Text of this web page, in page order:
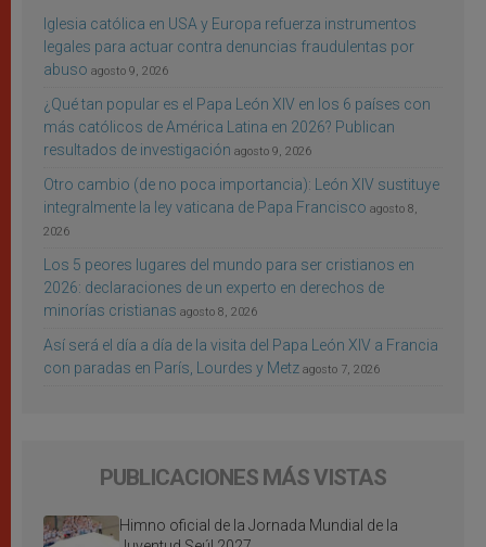
Iglesia católica en USA y Europa refuerza instrumentos
legales para actuar contra denuncias fraudulentas por
abuso agosto 9, 2026
¿Qué tan popular es el Papa León XIV en los 6 países con
más católicos de América Latina en 2026? Publican
resultados de investigación agosto 9, 2026
Otro cambio (de no poca importancia): León XIV sustituye
integralmente la ley vaticana de Papa Francisco agosto 8,
2026
Los 5 peores lugares del mundo para ser cristianos en
2026: declaraciones de un experto en derechos de
minorías cristianas agosto 8, 2026
Así será el día a día de la visita del Papa León XIV a Francia
con paradas en París, Lourdes y Metz agosto 7, 2026
PUBLICACIONES MÁS VISTAS
Himno oficial de la Jornada Mundial de la